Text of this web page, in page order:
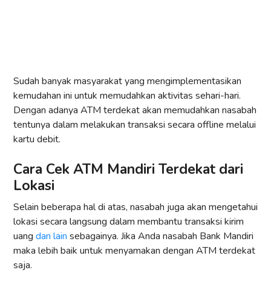
Sudah banyak masyarakat yang mengimplementasikan
kemudahan ini untuk memudahkan aktivitas sehari-hari.
Dengan adanya ATM terdekat akan memudahkan nasabah
tentunya dalam melakukan transaksi secara offline melalui
kartu debit.
Cara Cek ATM Mandiri Terdekat dari
Lokasi
Selain beberapa hal di atas, nasabah juga akan mengetahui
lokasi secara langsung dalam membantu transaksi kirim
uang dan lain sebagainya. Jika Anda nasabah Bank Mandiri
maka lebih baik untuk menyamakan dengan ATM terdekat
saja.